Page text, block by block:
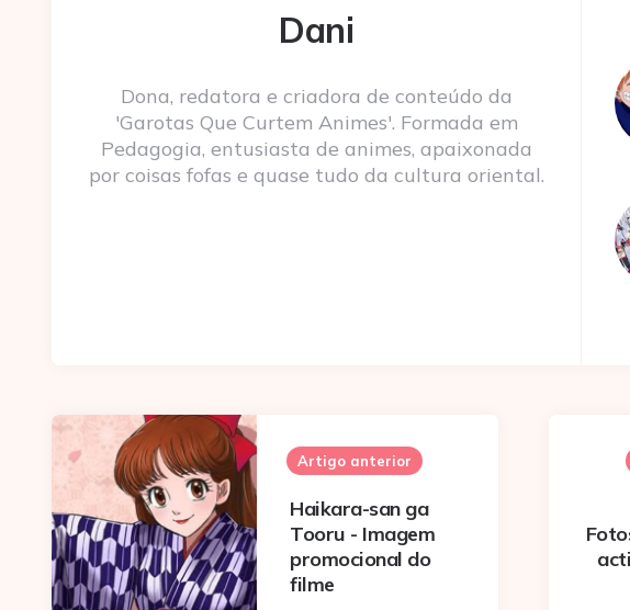
Dani
Dona, redatora e criadora de conteúdo da
'Garotas Que Curtem Animes'. Formada em
Pedagogia, entusiasta de animes, apaixonada
por coisas fofas e quase tudo da cultura oriental.
Post
navigation
Artigo anterior
Haikara-san ga
Tooru - Imagem
promocional do
filme